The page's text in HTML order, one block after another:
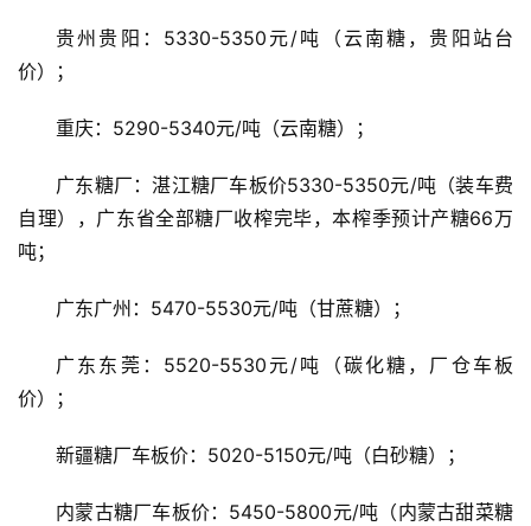
贵州贵阳：5330-5350元/吨（云南糖，贵阳站台
价）；
重庆：5290-5340元/吨（云南糖）；
广东糖厂：湛江糖厂车板价5330-5350元/吨（装车费
自理），广东省全部糖厂收榨完毕，本榨季预计产糖66万
吨；
广东广州：5470-5530元/吨（甘蔗糖）；
广东东莞：5520-5530元/吨（碳化糖，厂仓车板
价）；
新疆糖厂车板价：5020-5150元/吨（白砂糖）；
内蒙古糖厂车板价：5450-5800元/吨（内蒙古甜菜糖